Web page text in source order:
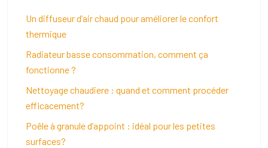
Un diffuseur d’air chaud pour améliorer le confort
thermique
Radiateur basse consommation, comment ça
fonctionne ?
Nettoyage chaudiere : quand et comment procéder
efficacement?
Poêle à granule d’appoint : idéal pour les petites
surfaces?